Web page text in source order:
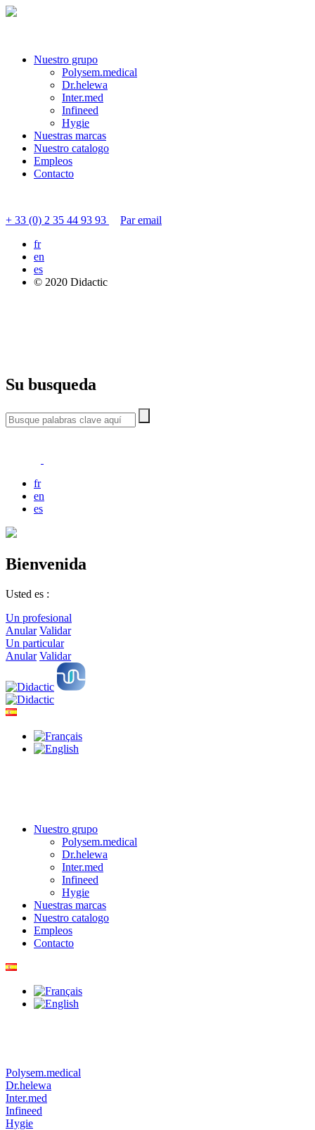
Nuestro grupo
Polysem.medical
Dr.helewa
Inter.med
Infineed
Hygie
Nuestras marcas
Nuestro catalogo
Empleos
Contacto
+ 33 (0) 2 35 44 93 93
Par email
fr
en
es
© 2020 Didactic
Su busqueda
fr
en
es
Bienvenida
Usted es :
Un profesional
Anular Validar
Un particular
Anular Validar
Nuestro grupo
Polysem.medical
Dr.helewa
Inter.med
Infineed
Hygie
Nuestras marcas
Nuestro catalogo
Empleos
Contacto
Polysem.medical
Dr.helewa
Inter.med
Infineed
Hygie